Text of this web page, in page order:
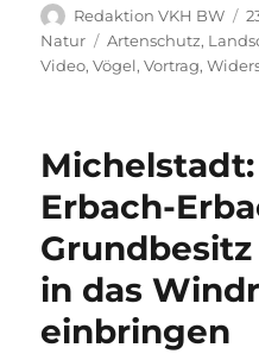
Autor
Redaktion VKH BW
Natur
Schlagwörter
Artenschutz,
Video,Vögel,Vortrag,
Erbach-
in das
einbringen